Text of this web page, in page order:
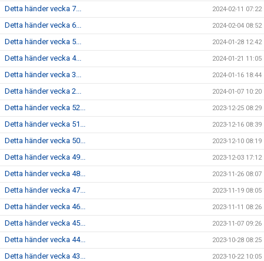
Detta händer vecka 7... 2024-02-11 07:22
Detta händer vecka 6... 2024-02-04 08:52
Detta händer vecka 5... 2024-01-28 12:42
Detta händer vecka 4... 2024-01-21 11:05
Detta händer vecka 3... 2024-01-16 18:44
Detta händer vecka 2... 2024-01-07 10:20
Detta händer vecka 52... 2023-12-25 08:29
Detta händer vecka 51... 2023-12-16 08:39
Detta händer vecka 50... 2023-12-10 08:19
Detta händer vecka 49... 2023-12-03 17:12
Detta händer vecka 48... 2023-11-26 08:07
Detta händer vecka 47... 2023-11-19 08:05
Detta händer vecka 46... 2023-11-11 08:26
Detta händer vecka 45... 2023-11-07 09:26
Detta händer vecka 44... 2023-10-28 08:25
Detta händer vecka 43... 2023-10-22 10:05